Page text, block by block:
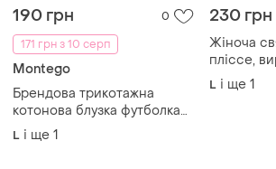
котонова блузка футболка
великого розміру
L і ще 1